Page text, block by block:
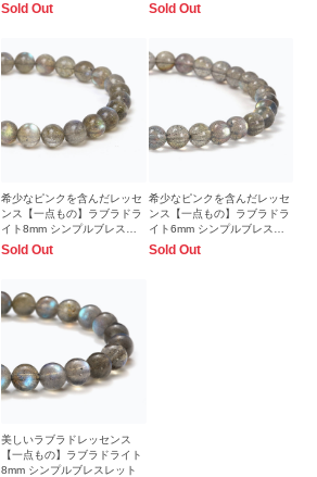
Sold Out Sold Out
希少なピンクを含んだレッセ
ンス【一点もの】ラブラドラ
イト8mm シンプルブレスレ
ット
Sold Out
希少なピンクを含んだレッセ
ンス【一点もの】ラブラドラ
イト6mm シンプルブレスレ
ット
Sold Out
美しいラブラドレッセンス
【一点もの】ラブラドライト
8mm シンプルブレスレット